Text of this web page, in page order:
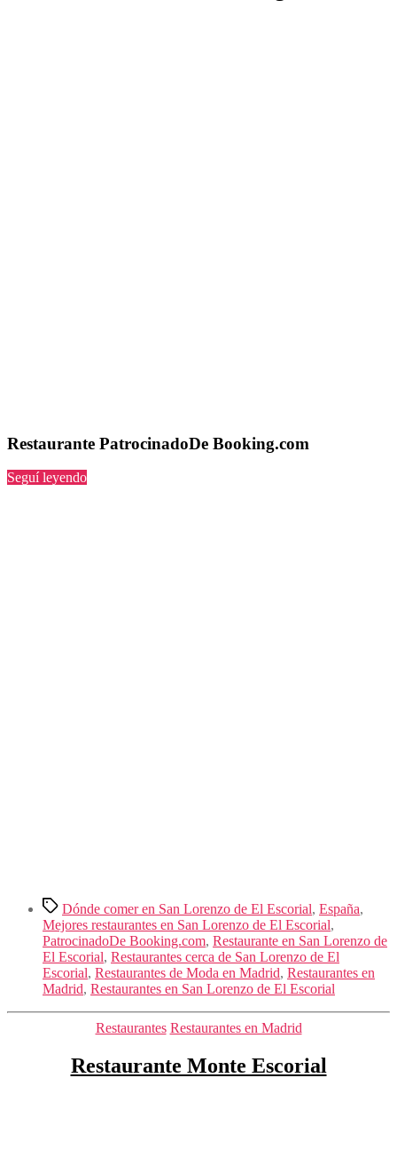
Restaurante PatrocinadoDe Booking.com
Seguí leyendo“PatrocinadoDe
Etiquetas
Dónde comer en San Lorenzo de El Escorial, España,
Mejores restaurantes en San Lorenzo de El Escorial,
PatrocinadoDe Booking.com, Restaurante en San Lorenzo de
El Escorial, Restaurantes cerca de San Lorenzo de El
Escorial, Restaurantes de Moda en Madrid, Restaurantes en
Madrid, Restaurantes en San Lorenzo de El Escorial
Categorías
Restaurantes Restaurantes en Madrid
Restaurante Monte Escorial